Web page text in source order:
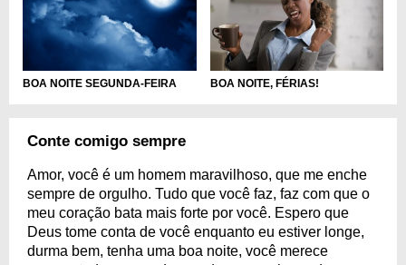
BOA NOITE SEGUNDA-FEIRA BOA NOITE, FÉRIAS!
Conte comigo sempre
Amor, você é um homem maravilhoso, que me enche
sempre de orgulho. Tudo que você faz, faz com que o
meu coração bata mais forte por você. Espero que
Deus tome conta de você enquanto eu estiver longe,
durma bem, tenha uma boa noite, você merece